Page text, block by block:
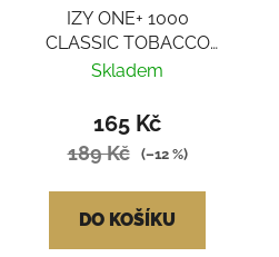
IZY ONE+ 1000
CLASSIC TOBACCO
18MG
Skladem
165 Kč
189 Kč (–12 %)
DO KOŠÍKU